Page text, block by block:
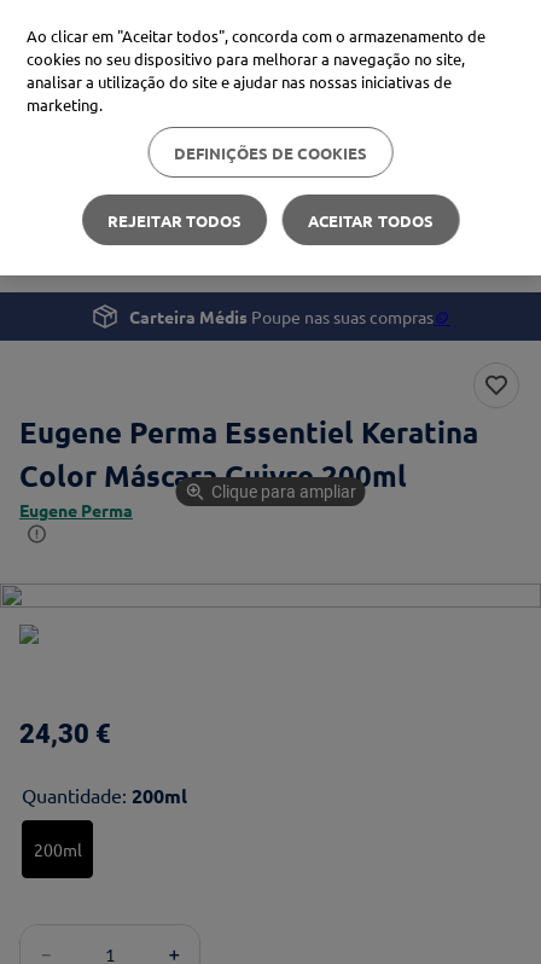
Procure no Marketplace Médis
Pesquisas mais comuns
xiaomi
4º cerave
Beleza e Cuidado pessoal
Eugene Perma Essentiel Keratina Color Máscara Cuivre
Carteira Médis Poupe nas suas compras🪙
Eugene Perma Essentiel Keratina
Color Máscara Cuivre 200ml
Eugene Perma
Clique para ampliar
24,30 €
Quantidade: 200ml
200ml
＋
－
Ao clicar em "Aceitar todos", concorda com o armazenamento de
cookies no seu dispositivo para melhorar a navegação no site,
analisar a utilização do site e ajudar nas nossas iniciativas de
marketing.
DEFINIÇÕES DE COOKIES
REJEITAR TODOS ACEITAR TODOS